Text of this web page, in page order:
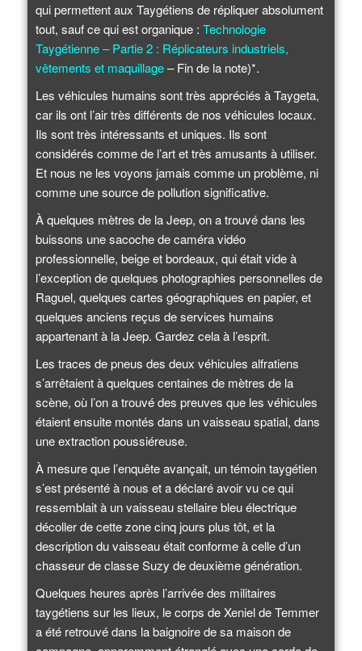
qui permettent aux Taygétiens de répliquer absolument
tout, sauf ce qui est organique :Technologie
Taygétienne – Partie 2 : Réplicateurs industriels,
vêtements et maquillage– Fin de la note)*.
Les véhicules humains sont très appréciés à Taygeta,
car ils ont l’air très différents de nos véhicules locaux.
Ils sont très intéressants et uniques. Ils sont
considérés comme de l’art et très amusants à utiliser.
Et nous ne les voyons jamais comme un problème, ni
comme une source de pollution significative.
À quelques mètres de la Jeep, on a trouvé dans les
buissons une sacoche de caméra vidéo
professionnelle, beige et bordeaux, qui était vide à
l’exception de quelques photographies personnelles de
Raguel, quelques cartes géographiques en papier, et
quelques anciens reçus de services humains
appartenant à la Jeep. Gardez cela à l’esprit.
Les traces de pneus des deux véhicules alfratiens
s’arrêtaient à quelques centaines de mètres de la
scène, où l’on a trouvé des preuves que les véhicules
étaient ensuite montés dans un vaisseau spatial, dans
une extraction poussiéreuse.
À mesure que l’enquête avançait, un témoin taygétien
s’est présenté à nous et a déclaré avoir vu ce qui
ressemblait à un vaisseau stellaire bleu électrique
décoller de cette zone cinq jours plus tôt, et la
description du vaisseau était conforme à celle d’un
chasseur de classe Suzy de deuxième génération.
Quelques heures après l’arrivée des militaires
taygétiens sur les lieux, le corps de Xeniel de Temmer
a été retrouvé dans la baignoire de sa maison de